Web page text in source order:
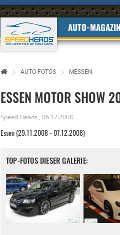
AUTO-MAGAZIN
AUTO-FOTOS MESSEN
ESSEN MOTOR SHOW
Speed Heads , 06.12.2008
Essen (29.11.2008 - 07.12.2008)
TOP-FOTOS DIESER GALERIE: